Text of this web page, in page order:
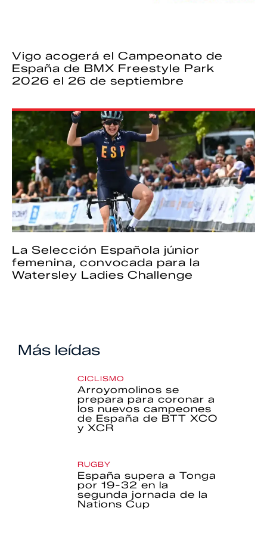
Vigo acogerá el Campeonato de
España de BMX Freestyle Park
2026 el 26 de septiembre
La Selección Española júnior
femenina, convocada para la
Watersley Ladies Challenge
Más leídas
CICLISMO
Arroyomolinos se
prepara para coronar a
los nuevos campeones
de España de BTT XCO
y XCR
RUGBY
España supera a Tonga
por 19-32 en la
segunda jornada de la
Nations Cup